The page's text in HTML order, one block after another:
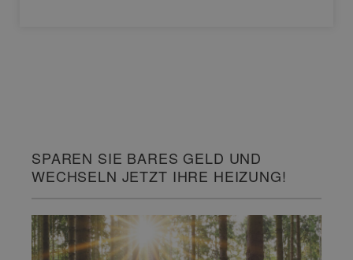
SPAREN SIE BARES GELD UND
WECHSELN JETZT IHRE HEIZUNG!